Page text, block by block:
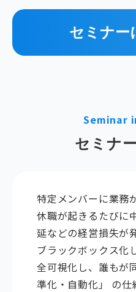
セミナー
Seminar
セミナ
特定メンバーに業務
休職が起きるたびに
延などの経営損失が
ブラックボックス化
全可視化し、誰もが
準化・自動化」 の